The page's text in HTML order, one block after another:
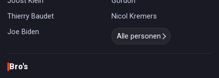
Thierry Baudet
Nicol Kremers
Joe Biden
Alle personen
Bro's